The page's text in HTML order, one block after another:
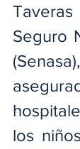
Seguro
los